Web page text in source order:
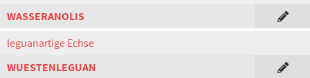
WASSERANOLIS
leguanartige Echse
WUESTENLEGUAN